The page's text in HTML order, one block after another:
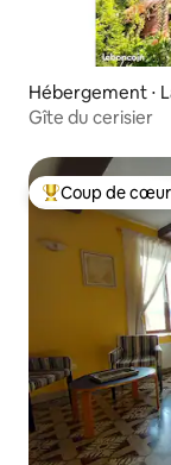
Hébergement ⋅
Gîte du cerisier
Coups de cœur
Coup de